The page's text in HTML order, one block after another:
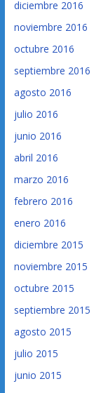
diciembre 2016
noviembre 2016
octubre 2016
septiembre 2016
agosto 2016
julio 2016
junio 2016
abril 2016
marzo 2016
febrero 2016
enero 2016
diciembre 2015
noviembre 2015
octubre 2015
septiembre 2015
agosto 2015
julio 2015
junio 2015